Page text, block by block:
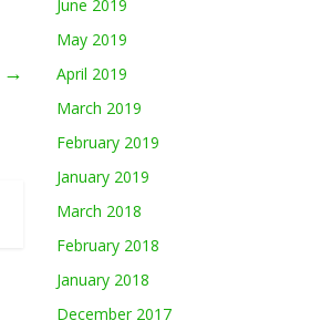
→
June 2019
May 2019
April 2019
March 2019
February 2019
January 2019
March 2018
February 2018
January 2018
December 2017